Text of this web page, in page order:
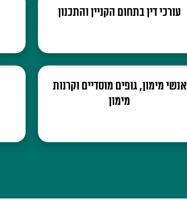
עורכי דין בתחום הקניין והתכנון
אנשי מימון, גופים מוסדיים וקרנות
מימון